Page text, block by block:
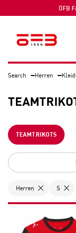
ÖFB
Search Herren
TEAMTRIKOTS
Herren S